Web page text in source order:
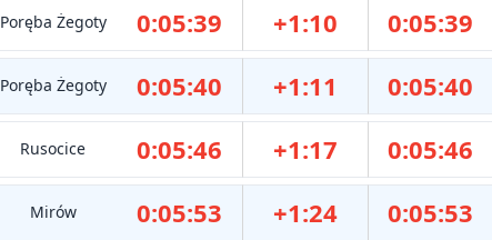
Poręba Żegoty 0:05:39 +1:10 0:05:39
Poręba Żegoty 0:05:40 +1:11 0:05:40
Rusocice 0:05:46 +1:17 0:05:46
Mirów 0:05:53 +1:24 0:05:53